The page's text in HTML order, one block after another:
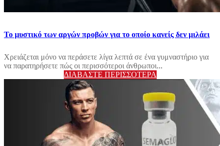
Το μυστικό των αργών προβών για το οποίο κανείς δεν μιλάει
Χρειάζεται μόνο να περάσετε λίγα λεπτά σε ένα γυμναστήριο για
να παρατηρήσετε πώς οι περισσότεροι άνθρωποι...
ΔΙΑΒΆΣΤΕ ΠΕΡΙΣΣΌΤΕΡΑ